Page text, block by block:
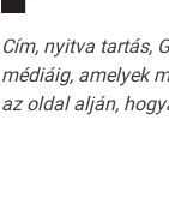
Cím, nyitva tartás,
médiáig, amelyek
az oldal alján,